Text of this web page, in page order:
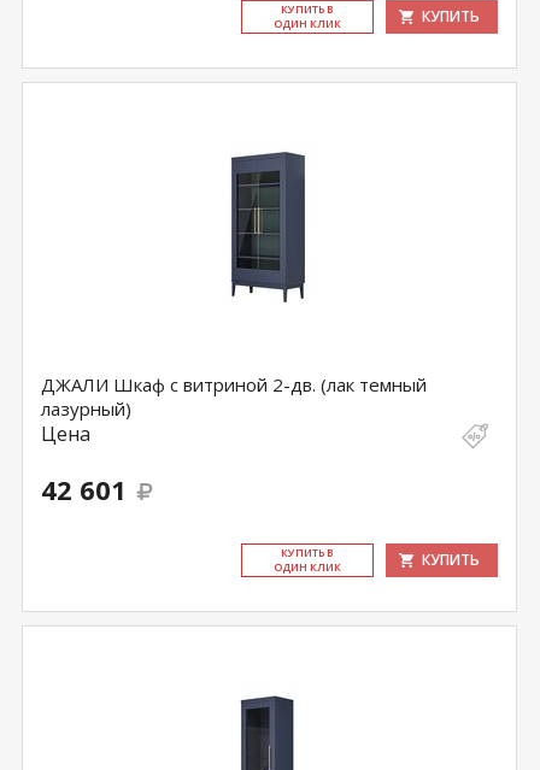
КУ­ПИТЬ В
ОДИН КЛИК
КУПИТЬ
ДЖАЛИ Шкаф с витриной 2-дв. (лак темный
лазурный)
Цена
42 601
КУ­ПИТЬ В
ОДИН КЛИК
КУПИТЬ